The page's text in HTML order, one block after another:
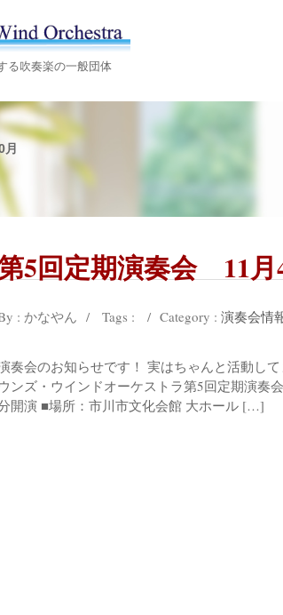
る吹奏楽の一般団体
月
5回定期演奏会 11月
: かなやん / Tags : / Category : 演奏会情
奏会のお知らせです！ 実はちゃんと活動し
ンズ・ウインドオーケストラ第5回定期演
開演 ■場所：市川市文化会館 大ホール […]